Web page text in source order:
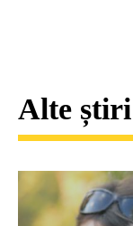
Alte știri